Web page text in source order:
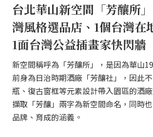
台北華山新空間「芳釀所
灣風格選品店、1個台灣在
1面台灣公益插畫家快閃牆
新空間稱呼為「芳釀所」，是因為華山
前身為日治時期酒廠「芳釀社」，因此
瓶、復古窗框等元素設計帶入園區的酒
擷取「芳釀」兩字為新空間命名，同時
品牌、育成的涵義。